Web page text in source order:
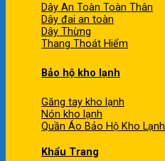
Dây An Toàn Toàn Thân
Dây đai an toàn
Dây Thừng
Thang Thoát Hiểm
Bảo hộ kho lạnh
Găng tay kho lạnh
Nón kho lạnh
Quần Áo Bảo Hộ Kho Lạnh
Khẩu Trang